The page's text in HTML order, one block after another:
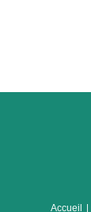
Accueil